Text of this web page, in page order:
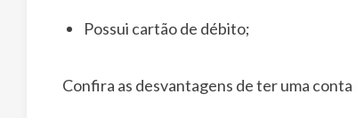
Possui cartão de débito;
Confira as desvantagens de ter uma